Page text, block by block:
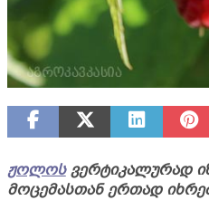
ჟოლოსვერტიკალურად
მოცემასთან ერთად